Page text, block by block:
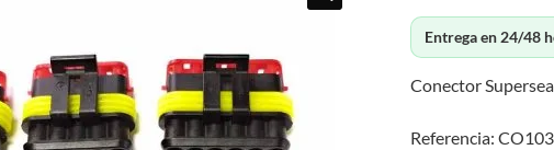
Entrega en 24/48
Conector
Referencia: